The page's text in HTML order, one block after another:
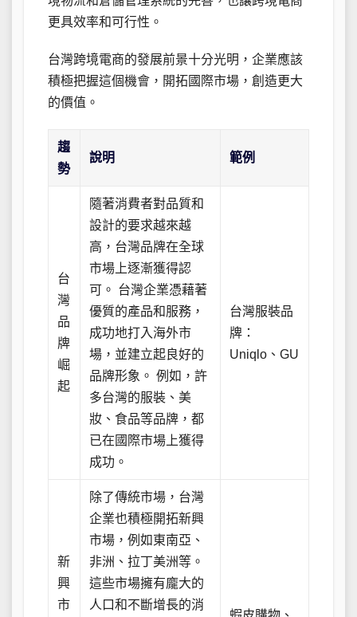
更具效率和可行性。
台灣跨境電商的發展前景十分光明，企業應該
積極把握這個機會，開拓國際市場，創造更大
的價值。
趨
勢
說明 範例
台
灣
品
牌
崛
起
隨著消費者對品質和
設計的要求越來越
高，台灣品牌在全球
市場上逐漸獲得認
可。 台灣企業憑藉著
優質的產品和服務，
成功地打入海外市
場，並建立起良好的
品牌形象。 例如，許
多台灣的服裝、美
妝、食品等品牌，都
已在國際市場上獲得
成功。
台灣服裝品
牌：
Uniqlo、GU
新
興
市
除了傳統市場，台灣
企業也積極開拓新興
市場，例如東南亞、
非洲、拉丁美洲等。
這些市場擁有龐大的
人口和不斷增長的消